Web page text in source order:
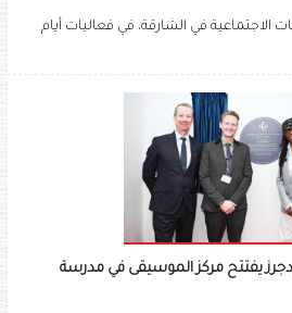
الاجتماعية في الشارقة، في فعاليات أيام
يفتتح مركز الموسيقى في مدرسة